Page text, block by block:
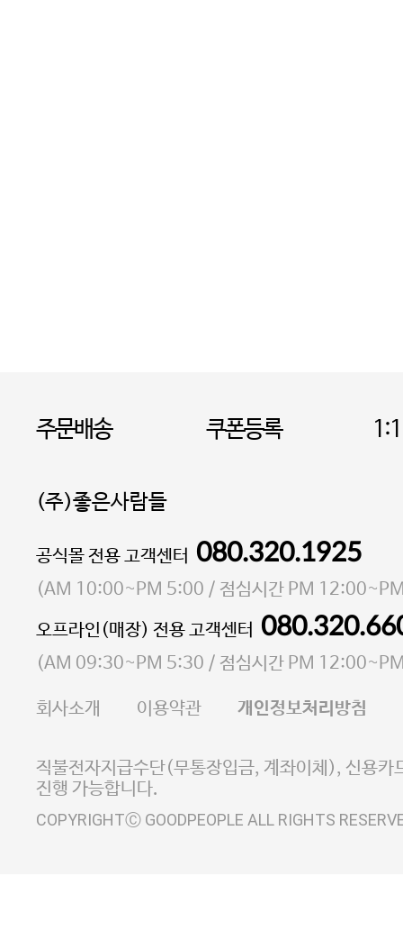
주문배송 쿠폰등록
(주)좋은사람들
대표 이성현,박영환| 개인정보관리책임자 김상현
소재지 서울특별시 마포구 마포대로4다길 41 마포
통신판매업 신고번호 2023-서울마포-3931호
사업자등록번호 105-81-58242
E-MAIL goodpeople@gpin.co.kr
사업자정보확인
이니시스 에스크로 서비
공식몰 전용 고객센터 080.320.1925
(AM 10:00~PM 5:00 / 점심시간 PM
오프라인(매장) 전용 고객센터
(AM 09:30~PM 5:30 / 점심시간 PM
회사소개 이용약관 개인정보처리방침
직불전자지급수단(무통장입금, 계좌이체), 신용카
진행 가능합니다.
COPYRIGHTⒸ GOODPEOPLE ALL RIGHTS